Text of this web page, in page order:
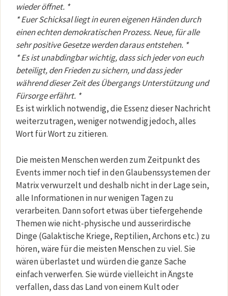
wieder öffnet. *
* Euer Schicksal liegt in euren eigenen Händen durch
einen echten demokratischen Prozess. Neue, für alle
sehr positive Gesetze werden daraus entstehen. *
* Es ist unabdingbar wichtig, dass sich jeder von euch
beteiligt, den Frieden zu sichern, und dass jeder
während dieser Zeit des Übergangs Unterstützung und
Fürsorge erfährt. *
Es ist wirklich notwendig, die Essenz dieser Nachricht
weiterzutragen, weniger notwendig jedoch, alles
Wort für Wort zu zitieren.
Die meisten Menschen werden zum Zeitpunkt des
Events immer noch tief in den Glaubenssystemen der
Matrix verwurzelt und deshalb nicht in der Lage sein,
alle Informationen in nur wenigen Tagen zu
verarbeiten. Dann sofort etwas über tiefergehende
Themen wie nicht-physische und ausserirdische
Dinge (Galaktische Kriege, Reptilien, Archons etc.) zu
hören, wäre für die meisten Menschen zu viel. Sie
wären überlastet und würden die ganze Sache
einfach verwerfen. Sie würde vielleicht in Ängste
verfallen, dass das Land von einem Kult oder